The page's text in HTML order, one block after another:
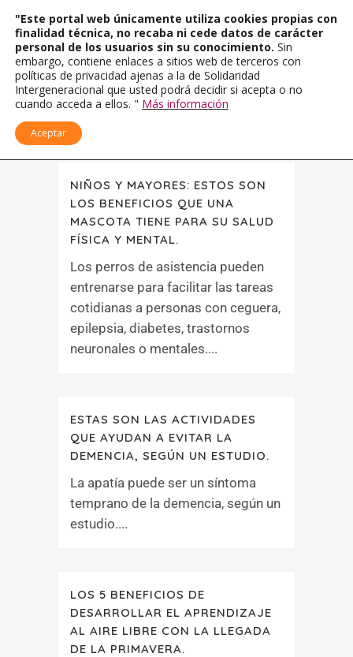
NIÑOS Y MAYORES: ESTOS SON
LOS BENEFICIOS QUE UNA
MASCOTA TIENE PARA SU SALUD
FÍSICA Y MENTAL.
Los perros de asistencia pueden
entrenarse para facilitar las tareas
cotidianas a personas con ceguera,
epilepsia, diabetes, trastornos
neuronales o mentales....
ESTAS SON LAS ACTIVIDADES
QUE AYUDAN A EVITAR LA
DEMENCIA, SEGÚN UN ESTUDIO.
La apatía puede ser un síntoma
temprano de la demencia, según un
estudio....
LOS 5 BENEFICIOS DE
DESARROLLAR EL APRENDIZAJE
AL AIRE LIBRE CON LA LLEGADA
DE LA PRIMAVERA.
"Este portal web únicamente utiliza cookies propias con
finalidad técnica, no recaba ni cede datos de carácter
personal de los usuarios sin su conocimiento. Sin
embargo, contiene enlaces a sitios web de terceros con
políticas de privacidad ajenas a la de Solidaridad
Intergeneracional que usted podrá decidir si acepta o no
cuando acceda a ellos. " Más información
Aceptar